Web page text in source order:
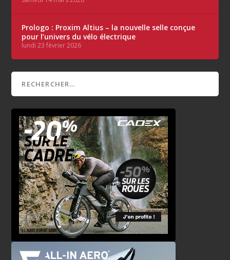
Prologo : Proxim Altius – la nouvelle selle conçue
pour l’univers du vélo électrique
lundi 23 février 2026